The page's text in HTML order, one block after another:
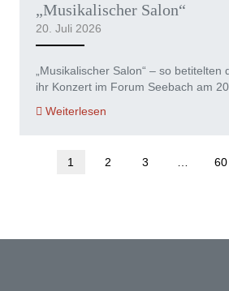
„Musikalischer Salon“
20. Juli 2026
„Musikalischer Salon“ – so
ihr Konzert im Forum Seebach am
Weiterlesen
1 2 3 60